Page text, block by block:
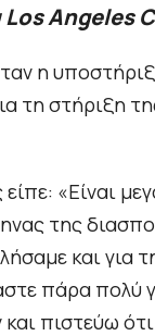
Angeles
η
τη στήριξη
«Είναι
της
και για
πάρα πολύ
πιστεύω